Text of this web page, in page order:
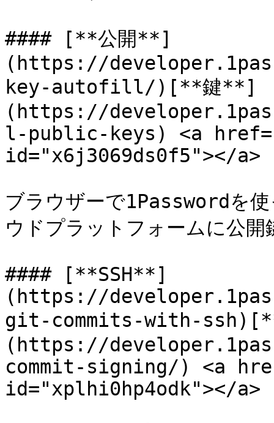
#### [**公開**]
(https://
key-autofill/)[**鍵**]
(https://
l-public-keys) <a
id="x6j3069ds0f5"></a>
ブラウザーで1Passwordを
ウドプラットフォームに公
#### [**SSH**]
(https://
git-commits-with-ssh)[**
(https://
commit-signing/) <a
id="xplhi0hp4odk"></a>